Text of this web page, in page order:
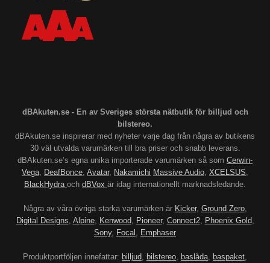
dBAkuten.se - En av Sveriges största nätbutik för billjud och
bilstereo.
dBAkuten.se inspirerar med nyheter varje dag från några av butikens
30 väl utvalda varumärken till bra priser och snabb leverans.
dBAkuten.se’s egna unika importerade varumärken så som Cerwin-
Vega, DeafBonce, Avatar, Nakamichi Massive Audio, XCELSUS,
BlackHydra och dBVox är idag internationellt marknadsledande.
Några av våra övriga starka varumärken är Kicker, Ground Zero,
Digital Designs, Alpine, Kenwood, Pioneer, Connect2, Phoenix Gold,
Sony, Focal , Emphaser
Produktportföljen innefattar: billjud, bilstereo, baslåda, baspaket,